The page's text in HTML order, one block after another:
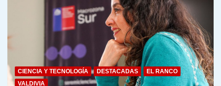
CIENCIA Y TECNOLOGÍA DESTACADAS
EL RANCO
VALDIVIA